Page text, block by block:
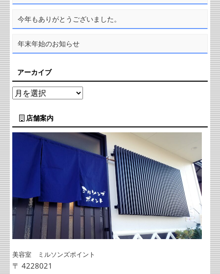
今年もありがとうございました。
年末年始のお知らせ
アーカイブ
店舗案内
美容室 ミルソンズポイント
〒 4228021